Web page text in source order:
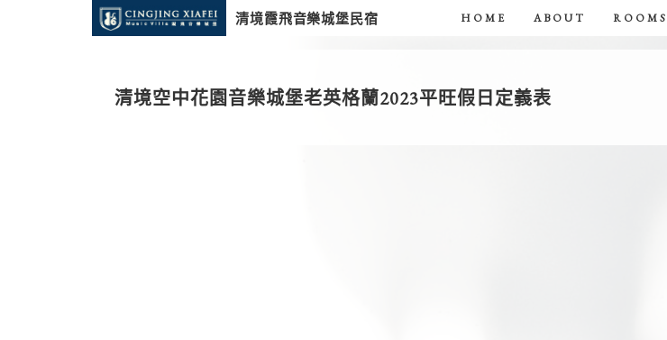
HOME ABOUT ROOMS
清境霞飛音樂城堡民宿
清境空中花園音樂城堡老英格蘭2023平旺假日定義表